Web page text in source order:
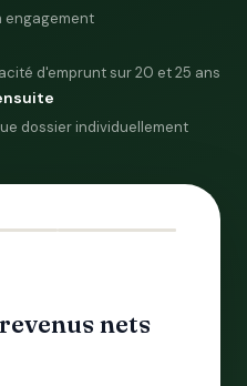
engagement
d'emprunt sur 20 et 25 ans
dossier individuellement
nets